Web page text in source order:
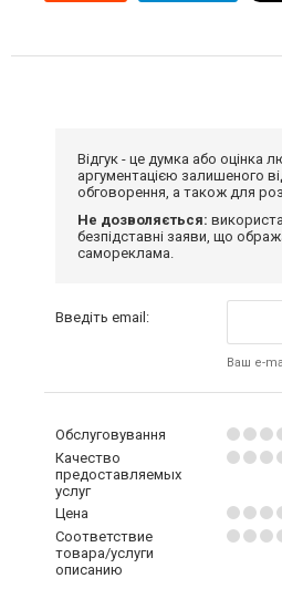
Відгук - це думка або
аргументацією залишеного
обговорення, а також для
Не дозволяється:
безпідставні заяви, що
самореклама.
Введіть email:
Ваш e-
Обслуговування
Качество
предоставляемых
услуг
Цена
Соответствие
товара/услуги
описанию